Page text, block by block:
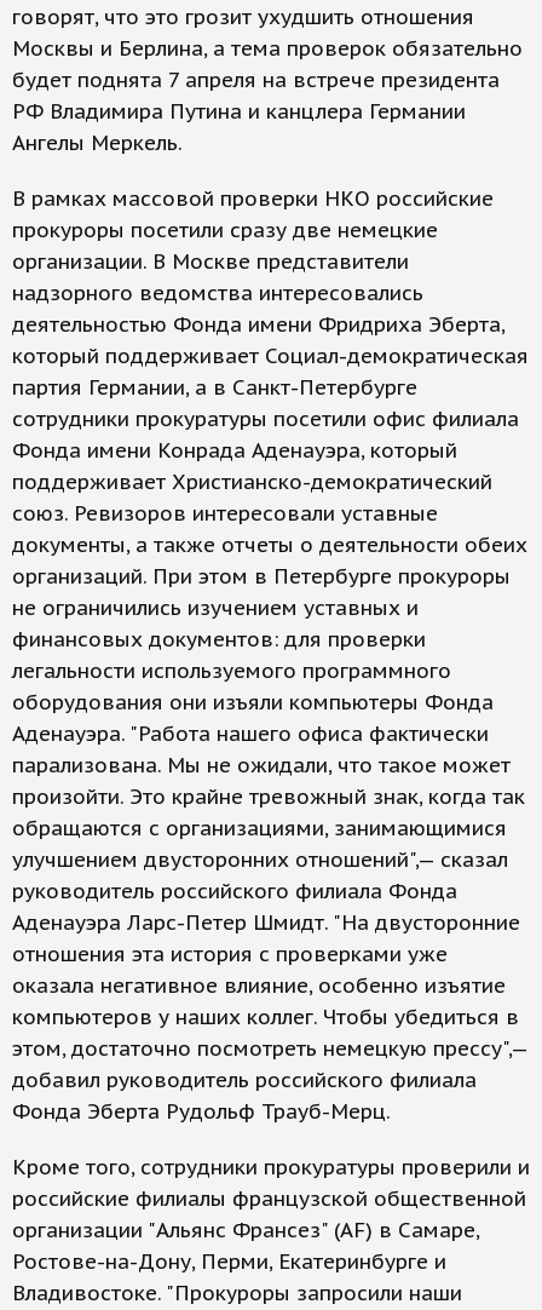
говорят, что это грозит ухудшить отношения
Москвы и Берлина, а тема проверок обязательно
будет поднята 7 апреля на встрече президента
РФ Владимира Путина и канцлера Германии
Ангелы Меркель.
В рамках массовой проверки НКО российские
прокуроры посетили сразу две немецкие
организации. В Москве представители
надзорного ведомства интересовались
деятельностью Фонда имени Фридриха Эберта,
который поддерживает Социал-демократическая
партия Германии, а в Санкт-Петербурге
сотрудники прокуратуры посетили офис филиала
Фонда имени Конрада Аденауэра, который
поддерживает Христианско-демократический
союз. Ревизоров интересовали уставные
документы, а также отчеты о деятельности обеих
организаций. При этом в Петербурге прокуроры
не ограничились изучением уставных и
финансовых документов: для проверки
легальности используемого программного
оборудования они изъяли компьютеры Фонда
Аденауэра. "Работа нашего офиса фактически
парализована. Мы не ожидали, что такое может
произойти. Это крайне тревожный знак, когда так
обращаются с организациями, занимающимися
улучшением двусторонних отношений",— сказал
руководитель российского филиала Фонда
Аденауэра Ларс-Петер Шмидт. "На двусторонние
отношения эта история с проверками уже
оказала негативное влияние, особенно изъятие
компьютеров у наших коллег. Чтобы убедиться в
этом, достаточно посмотреть немецкую прессу",—
добавил руководитель российского филиала
Фонда Эберта Рудольф Трауб-Мерц.
Кроме того, сотрудники прокуратуры проверили и
российские филиалы французской общественной
организации "Альянс Франсез" (AF) в Самаре,
Ростове-на-Дону, Перми, Екатеринбурге и
Владивостоке. "Прокуроры запросили наши